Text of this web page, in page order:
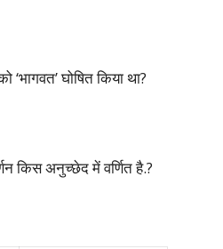
घोषित किया था?
किस अनुच्छेद में वर्णित है.?